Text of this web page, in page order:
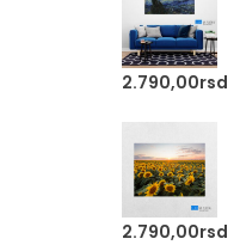
2.790,00rsd
2.790,00rsd